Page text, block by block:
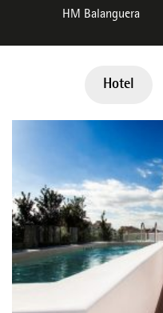
HM Balanguera
Hotel